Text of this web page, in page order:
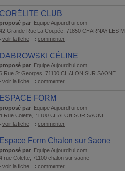
CORÉLITE CLUB
proposé par Equipe Aujourdhui.com
42 Grande Rue La Coupée, 71850 CHARNAY LES
voir la fiche
commenter
DABROWSKI CÉLINE
proposé par Equipe Aujourdhui.com
6 Rue St Georges, 71100 CHALON SUR SAONE
voir la fiche
commenter
ESPACE FORM
proposé par Equipe Aujourdhui.com
4 Rue Colette, 71100 CHALON SUR SAONE
voir la fiche
commenter
Espace Form Chalon sur Saone
proposé par Equipe Aujourdhui.com
4 rue Colette, 71100 chalon sur saone
voir la fiche
commenter